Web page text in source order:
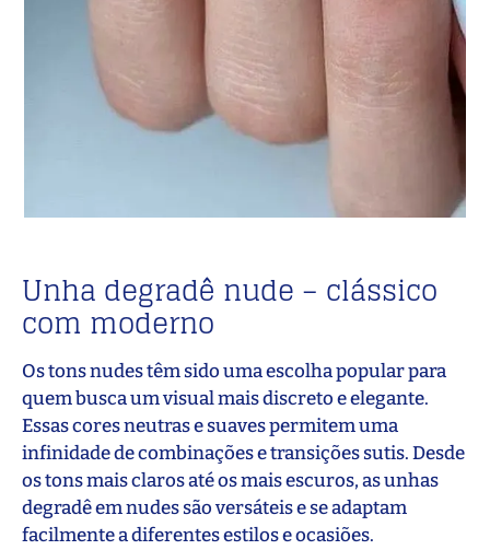
Unha degradê nude – clássico
com moderno
Os tons nudes têm sido uma escolha popular para
quem busca um visual mais discreto e elegante.
Essas cores neutras e suaves permitem uma
infinidade de combinações e transições sutis. Desde
os tons mais claros até os mais escuros, as unhas
degradê em nudes são versáteis e se adaptam
facilmente a diferentes estilos e ocasiões.